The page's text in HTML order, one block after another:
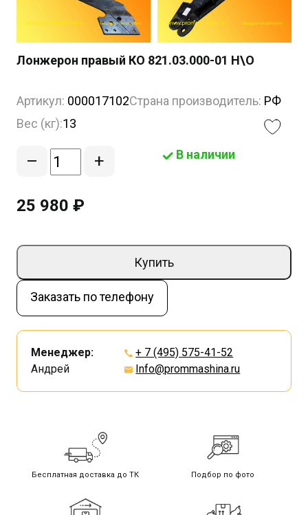
Лонжерон правый КО 821.03.000-01 Н\О
Артикул: 000017102Страна производитель: РФ
Вес (кг):13
– + В наличии
25 980 ₽
Купить
Заказать по телефону
Менеджер:
Андрей
+ 7 (495) 575-41-52
Info@prommashina.ru
Бесплатная доставка до ТК Подбор по фото